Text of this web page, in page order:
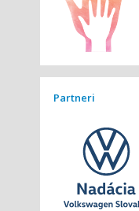
Partneri